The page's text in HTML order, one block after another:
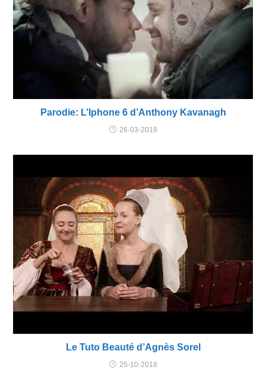
Parodie: L’Iphone 6 d’Anthony Kavanagh
26-03-2018
Le Tuto Beauté d’Agnès Sorel
25-10-2018